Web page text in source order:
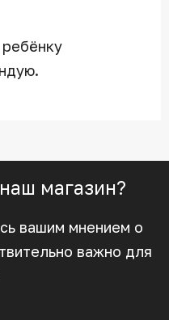
магазин?
вашим мнением о
важно для